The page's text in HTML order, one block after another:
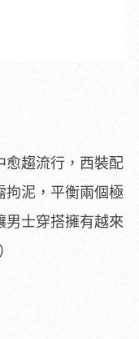
愈趨流行，西裝配
拘泥，平衡兩個極
男士穿搭擁有越來
）